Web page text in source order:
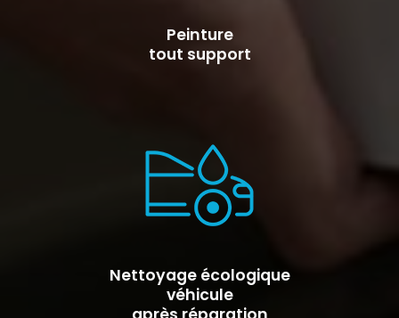
Peinture
tout support
Nettoyage écologique
véhicule